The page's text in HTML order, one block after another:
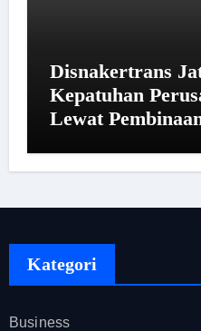
Disnakertrans
Kepatuhan
Lewat
Kategori
Business